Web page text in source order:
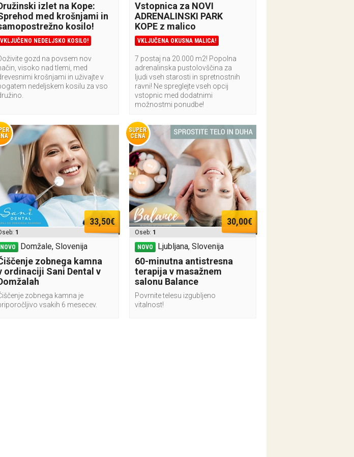
izlet na Kope:
med krošnjami in
kosilo!
VKLJUČENO NEDELJSKO KOSILO!
gozd na povsem nov
visoko nad tlemi, med
krošnjami in uživajte v
nedeljskem kosilu za vso
Vstopnica za NOVI
ADRENALINSKI PARK
KOPE z malico
VKLJUČENA OKUSNA MALICA!
7 postaj na 20.000 m2! Popolna
adrenalinska pustolovščina za
ljudi vseh starosti in spretnostnih
ravni! Ne spreglejte vseh opcij
vstopnic med dodatnimi
možnostmi ponudbe!
33,50€
1
NOVO Domžale, Slovenija
zobnega kamna
ordinaciji Sani Dental v
zobnega kamna je
vsakih 6 mesecev.
SUPER
CENA
30,00€
Oseb: 1
NOVO Ljubljana, Slovenija
60-minutna antistresna
terapija v masažnem
salonu Balance
Povrnite telesu izgubljeno
vitalnost!